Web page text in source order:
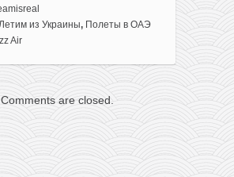
из Украины, Полеты в ОАЭ
Air
Comments are closed.